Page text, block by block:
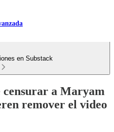
en Substack
a Maryam
remover el video